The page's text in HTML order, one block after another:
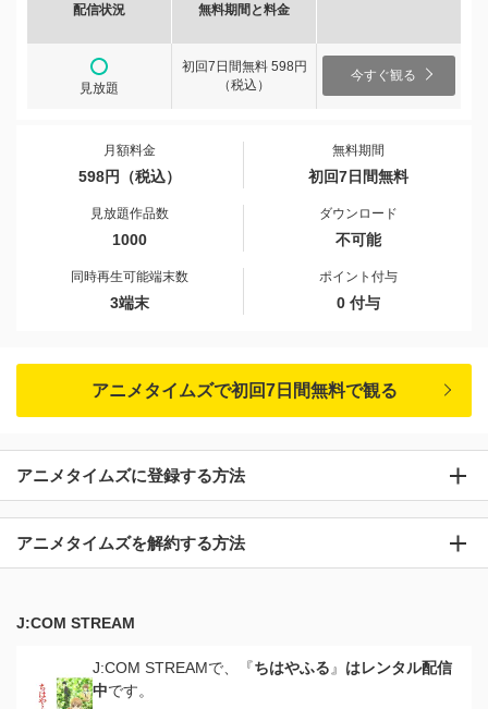
配信状況 無料期間と料金
見放題
初回7日間無料 598円
（税込）
今すぐ観る
月額料金
598円（税込）
無料期間
初回7日間無料
見放題作品数
1000
ダウンロード
不可能
同時再生可能端末数
3端末
ポイント付与
0 付与
アニメタイムズで初回7日間無料で観る
アニメタイムズに登録する方法
アニメタイムズを解約する方法
J:COM STREAM
J:COM STREAMで、『ちはやふる 』 はレンタル配信
中です。